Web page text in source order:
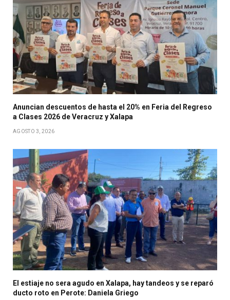
Anuncian descuentos de hasta el 20% en Feria del Regreso
a Clases 2026 de Veracruz y Xalapa
AGOSTO 3, 2026
El estiaje no sera agudo en Xalapa, hay tandeos y se reparó
ducto roto en Perote: Daniela Griego